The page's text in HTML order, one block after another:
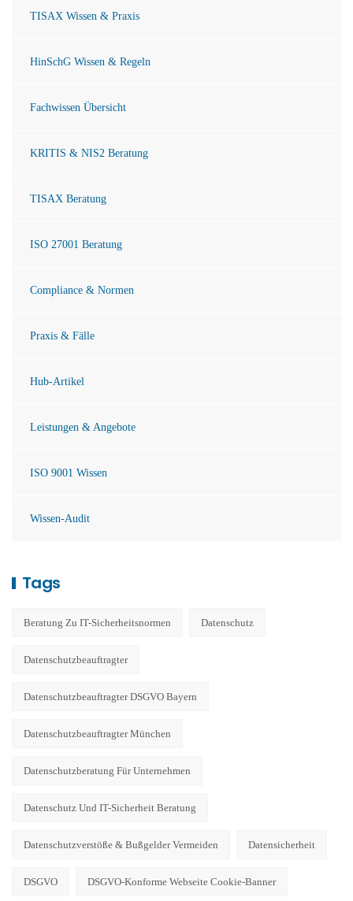
TISAX Wissen & Praxis
HinSchG Wissen & Regeln
Fachwissen Übersicht
KRITIS & NIS2 Beratung
TISAX Beratung
ISO 27001 Beratung
Compliance & Normen
Praxis & Fälle
Hub-Artikel
Leistungen & Angebote
ISO 9001 Wissen
Wissen-Audit
Tags
Beratung Zu IT-Sicherheitsnormen Datenschutz
Datenschutzbeauftragter
Datenschutzbeauftragter DSGVO Bayern
Datenschutzbeauftragter München
Datenschutzberatung Für Unternehmen
Datenschutz Und IT-Sicherheit Beratung
Datenschutzverstöße & Bußgelder Vermeiden Datensicherheit
DSGVO DSGVO-Konforme Webseite Cookie-Banner